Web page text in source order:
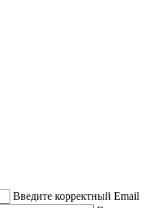
Введите корректный Email